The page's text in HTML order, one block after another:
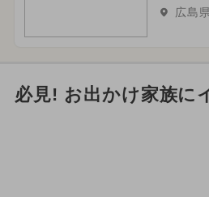
夏休み（日帰り）
広島
必見! お出かけ家族に